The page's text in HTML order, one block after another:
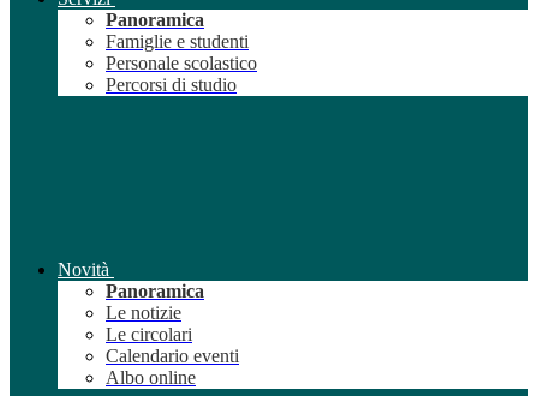
Panoramica
Famiglie e studenti
Personale scolastico
Percorsi di studio
Novità
Panoramica
Le notizie
Le circolari
Calendario eventi
Albo online